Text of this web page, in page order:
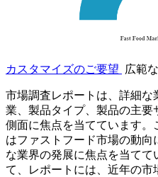
カスタマイズのご要望 広範
市場調査レポートは、詳細な
業、製品タイプ、製品の主
側面に焦点を当てています。
はファストフード市場の動
な業界の発展に焦点を当てて
て、レポートには、近年の